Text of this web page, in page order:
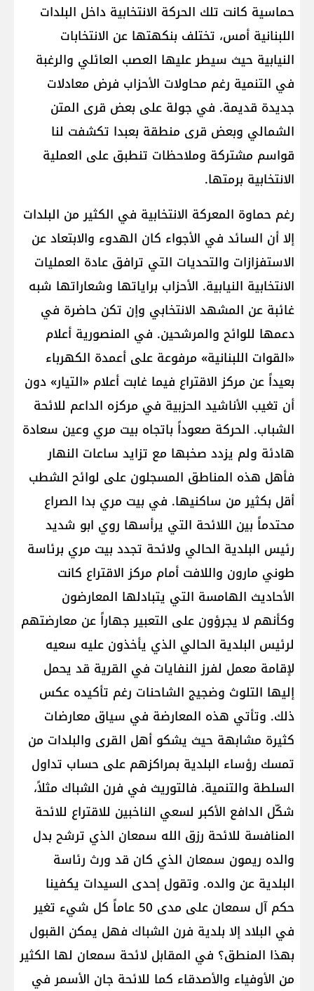
حماسية كانت تلك الحركة الانتخابية داخل البلدات
اللبنانية أمس، تختلف بنكهتها عن الانتخابات
النيابية حيث سيطر عليها العصب العائلي والرغبة
في التنمية رغم محاولات الأحزاب فرض معادلات
جديدة قديمة. في جولة على بعض قرى المتن
الشمالي وبعض قرى منطقة بعبدا تكشفت لنا
قواسم مشتركة وملاحظات تنطبق على العملية
الانتخابية برمتها.
رغم حماوة المعركة الانتخابية في الكثير من البلدات
إلا أن السائد في الأجواء كان الهدوء والابتعاد عن
الاستفزازات والتحديات التي ترافق عادة العمليات
الانتخابية النيابية. الأحزاب براياتها وشعاراتها شبه
غائبة عن المشهد الانتخابي وإن تكن حاضرة في
دعمها للوائح والمرشحين. في المنصورية أعلام
«القوات اللبنانية» مرفوعة على أعمدة الكهرباء
بعيداً عن مركز الاقتراع فيما غابت أعلام «التيار» دون
أن تغيب الأناشيد الحزبية في مركزه الداعم للائحة
الشباب. الحركة صعوداً باتجاه بيت مري وعين سعادة
هادئة ولم يزدد صخبها مع تزايد ساعات النهار
فأهل هذه المناطق المسجلون على لوائح الشطب
أقل بكثير من ساكنيها. في بيت مري بدا الصراع
محتدماً بين اللائحة التي يرأسها روي ابو شديد
رئيس البلدية الحالي ولائحة تجدد بيت مري برئاسة
طوني مارون واللافت أمام مركز الاقتراع كانت
الأحاديث الهامسة التي يتبادلها المعارضون
وكأنهم لا يجرؤون على التعبير جهاراً عن معارضتهم
لرئيس البلدية الحالي الذي يأخذون عليه سعيه
لإقامة معمل لفرز النفايات في القرية قد يحمل
إليها التلوث وضجيج الشاحنات رغم تأكيده عكس
ذلك. وتأتي هذه المعارضة في سياق معارضات
كثيرة مشابهة حيث يشكو أهل القرى والبلدات من
تمسك رؤساء البلدية بمراكزهم على حساب تداول
السلطة والتنمية. فالتوريث في فرن الشباك مثلاً،
شكّل الدافع الأكبر لسعي الناخبين للاقتراع للائحة
المنافسة للائحة رزق الله سمعان الذي ترشح بدل
والده ريمون سمعان الذي كان قد ورث رئاسة
البلدية عن والده. وتقول إحدى السيدات يكفينا
حكم آل سمعان على مدى 50 عاماً كل شيء تغير
في البلاد إلا بلدية فرن الشباك فهل يمكن القبول
بهذا المنطق؟ في المقابل لائحة سمعان لها الكثير
من الأوفياء والأصدقاء كما للائحة جان الأسمر في